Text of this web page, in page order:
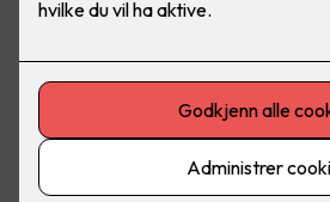
store økonomiske fordeler.